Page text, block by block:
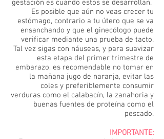
gestación es cuando estos se desarrollan.
Es posible que aún no veas crecer tu
estómago, contrario a tu útero que se va
ensanchando y que el ginecólogo puede
verificar mediante una prueba de tacto.
Tal vez sigas con náuseas, y para suavizar
esta etapa del primer trimestre de
embarazo, es recomendable no tomar en
la mañana jugo de naranja, evitar las
coles y preferiblemente consumir
verduras como el calabacín, la zanahoria y
buenas fuentes de proteína como el
pescado.
IMPORTANTE: